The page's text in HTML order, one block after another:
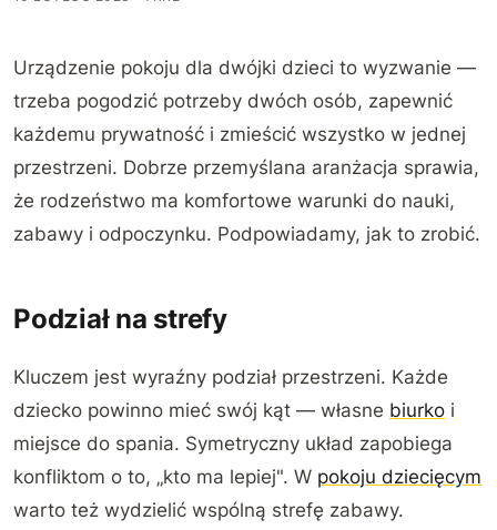
Urządzenie pokoju dla dwójki dzieci to wyzwanie —
trzeba pogodzić potrzeby dwóch osób, zapewnić
każdemu prywatność i zmieścić wszystko w jednej
przestrzeni. Dobrze przemyślana aranżacja sprawia,
że rodzeństwo ma komfortowe warunki do nauki,
zabawy i odpoczynku. Podpowiadamy, jak to zrobić.
Podział na strefy
Kluczem jest wyraźny podział przestrzeni. Każde
dziecko powinno mieć swój kąt — własne biurko i
miejsce do spania. Symetryczny układ zapobiega
konfliktom o to, „kto ma lepiej". W pokoju dziecięcym
warto też wydzielić wspólną strefę zabawy.